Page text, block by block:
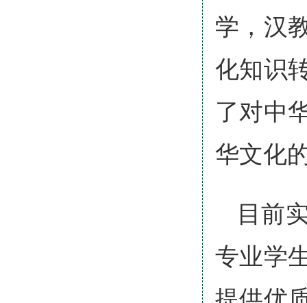
学，汉
化知识
了对中
华文化
目前
专业学